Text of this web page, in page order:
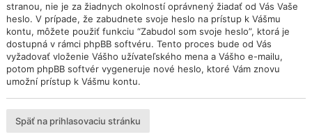
stranou, nie je za žiadnych okolností oprávnený žiadať od Vás Vaše
heslo. V prípade, že zabudnete svoje heslo na prístup k Vášmu
kontu, môžete použiť funkciu “Zabudol som svoje heslo”, ktorá je
dostupná v rámci phpBB softvéru. Tento proces bude od Vás
vyžadovať vloženie Vášho užívateľského mena a Vášho e-mailu,
potom phpBB softvér vygeneruje nové heslo, ktoré Vám znovu
umožní prístup k Vášmu kontu.
Späť na prihlasovaciu stránku